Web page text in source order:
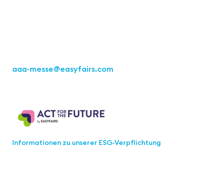
aaa-messe@easyfairs.com
Informationen zu unserer ESG-Verpflichtung